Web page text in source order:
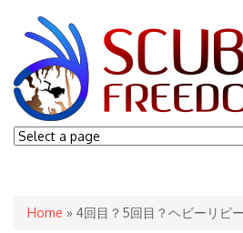
You are here
Home » 4回目？5回目？ヘビーリピ